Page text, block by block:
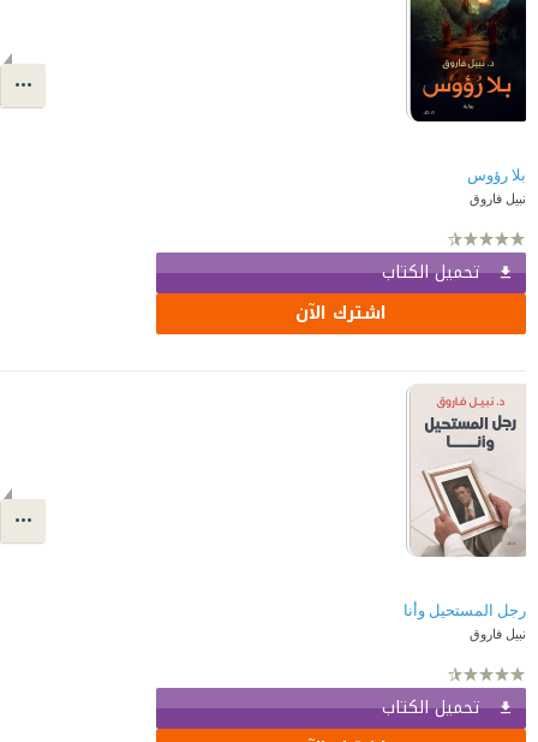
بلا رؤوس
نبيل فاروق
تحميل الكتاب
اشترك الآن
رجل المستحيل وأنا
نبيل فاروق
تحميل الكتاب